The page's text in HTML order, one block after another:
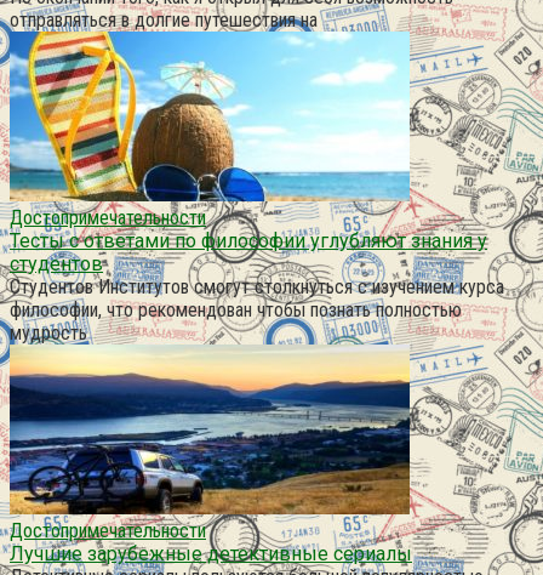
отправляться в долгие путешествия на
Достопримечательности
Тесты с ответами по философии углубляют знания у
студентов
Студентов Институтов смогут столкнуться с изучением курса
философии, что рекомендован чтобы познать полностью
мудрость
Достопримечательности
Лучшие зарубежные детективные сериалы